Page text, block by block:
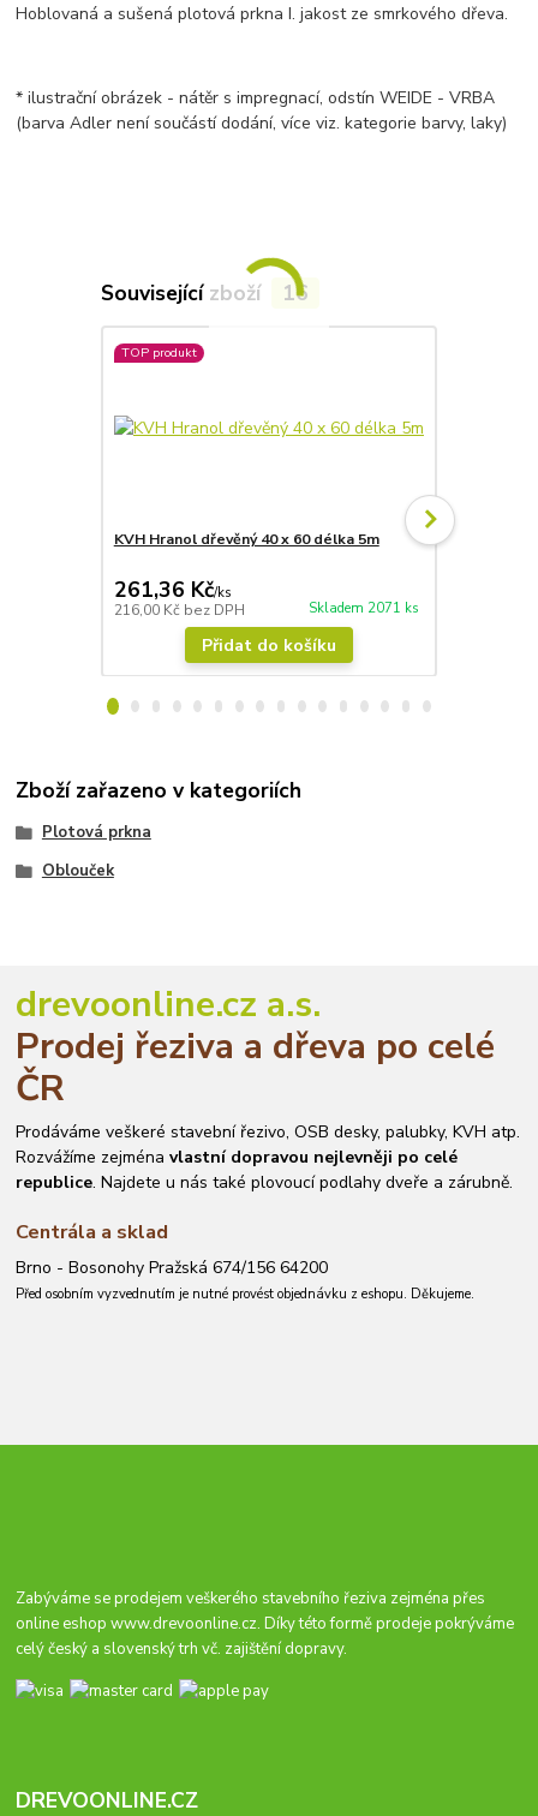
Hoblovaná a sušená plotová prkna I. jakost ze smrkového dřeva.
* ilustrační obrázek - nátěr s impregnací, odstín WEIDE - VRBA
(barva Adler není součástí dodání, více viz. kategorie barvy, laky)
Související zboží 16
TOP produkt
KVH Hranol dřevěný 40 x 60 délka 5m
261,36 Kč/ks
216,00 Kč bez DPH Skladem 2071 ks
Přidat do košíku
Lazura
Zboží zařazeno v kategoriích
Plotová prkna
Oblouček
drevoonline.cz a.s.
Prodej řeziva a dřeva po celé
ČR
Prodáváme veškeré stavební řezivo, OSB desky, palubky, KVH atp.
Rozvážíme zejménavlastní dopravou nejlevněji po celé
republice. Najdete u nás také plovoucí podlahy dveře a zárubně.
Centrála a sklad
Brno - Bosonohy Pražská 674/156 64200
Před osobním vyzvednutím je nutné provést objednávku z eshopu. Děkujeme.
Zabýváme se prodejem veškerého stavebního řeziva zejména přes
online eshopwww.drevoonline.cz. Díky této formě prodeje pokrýváme
celý český a slovenský trh vč. zajištění dopravy.
DREVOONLINE.CZ